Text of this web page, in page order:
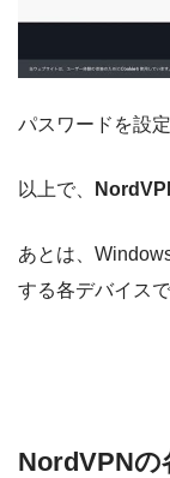
パスワードを設
以上で、
あとは、
する各デバイス
NordVPNの